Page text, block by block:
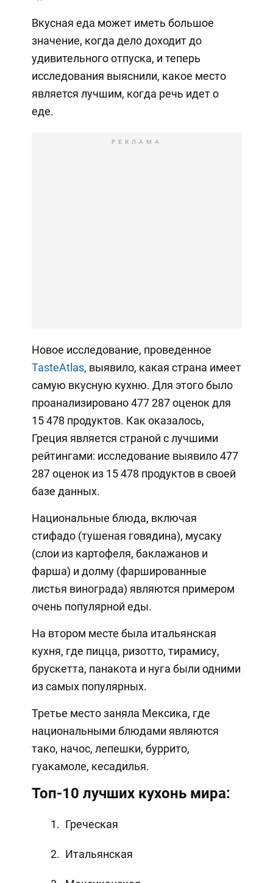
Вкусная еда может иметь большое
значение, когда дело доходит до
удивительного отпуска, и теперь
исследования выяснили, какое место
является лучшим, когда речь идет о
еде.
РЕКЛАМА
Новое исследование, проведенное
TasteAtlas, выявило, какая страна имеет
самую вкусную кухню. Для этого было
проанализировано 477 287 оценок для
15 478 продуктов. Как оказалось,
Греция является страной с лучшими
рейтингами: исследование выявило 477
287 оценок из 15 478 продуктов в своей
базе данных.
Национальные блюда, включая
стифадо (тушеная говядина), мусаку
(слои из картофеля, баклажанов и
фарша) и долму (фаршированные
листья винограда) являются примером
очень популярной еды.
На втором месте была итальянская
кухня, где пицца, ризотто, тирамису,
брускетта, панакота и нуга были одними
из самых популярных.
Третье место заняла Мексика, где
национальными блюдами являются
тако, начос, лепешки, буррито,
гуакамоле, кесадилья.
Топ-10 лучших кухонь мира:
Греческая
Итальянская